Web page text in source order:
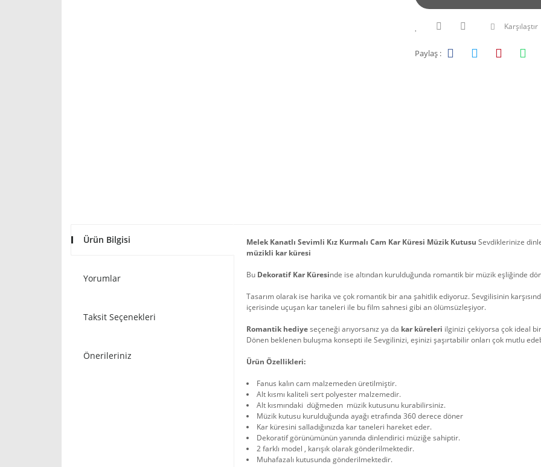
Karşılaştır
Paylaş :
Ürün Bilgisi
Yorumlar
Taksit Seçenekleri
Önerileriniz
Melek Kanatlı Sevimli Kız Kurmalı Cam Kar Küresi Müzik Kutusu Sevdiklerinize
müzikli kar küresi
Bu Dekoratif Kar Küresinde ise altından kurulduğunda romantik bir müzik eşliğinde
Tasarım olarak ise harika ve çok romantik bir ana şahitlik ediyoruz. Sevgilisinin
içerisinde uçuşan kar taneleri ile bu film sahnesi gibi an ölümsüzleşiyor.
Romantik hediyeseçeneği arıyorsanız ya da kar küreleri ilginizi çekiyorsa çok ideal
Dönen beklenen buluşma konsepti ile Sevgilinizi, eşinizi şaşırtabilir onları çok mutlu
Ürün Özellikleri:
Fanus kalın cam malzemeden üretilmiştir.
Alt kısmı kaliteli sert polyester malzemedir.
Alt kısmındaki düğmeden müzik kutusunu kurabilirsiniz.
Müzik kutusu kurulduğunda ayağı etrafında 360 derece döner
Kar küresini salladığınızda kar taneleri hareket eder.
Dekoratif görünümünün yanında dinlendirici müziğe sahiptir.
2 farklı model , karışık olarak gönderilmektedir.
Muhafazalı kutusunda gönderilmektedir.